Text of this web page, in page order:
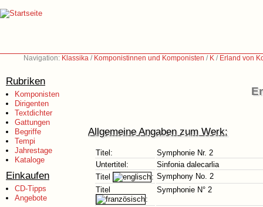
Navigation: Klassika / Komponistinnen und Komponisten / K / Erland von
Rubriken
Komponisten
Dirigenten
Textdichter
Gattungen
Begriffe
Tempi
Jahrestage
Kataloge
Einkaufen
CD-Tipps
Angebote
Allgemeine Angaben zum Werk:
Titel:
Symphonie Nr. 2
Untertitel:
Sinfonia dalecarlia
Titel
: Symphony No. 2
Titel
:
Symphonie N° 2